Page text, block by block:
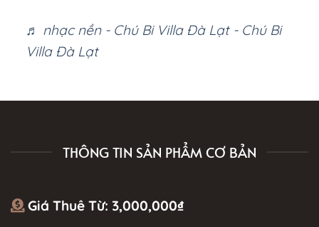
♬ nhạc nền - Chú Bi Villa Đà Lạt - Chú Bi
Villa Đà Lạt
THÔNG TIN SẢN PHẨM CƠ BẢN
Giá Thuê Từ: 3,000,000₫